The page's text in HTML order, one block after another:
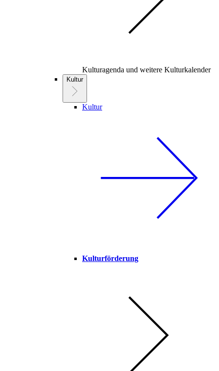
Kulturagenda und weitere Kulturkalender
Kultur
Kultur
Kulturförderung